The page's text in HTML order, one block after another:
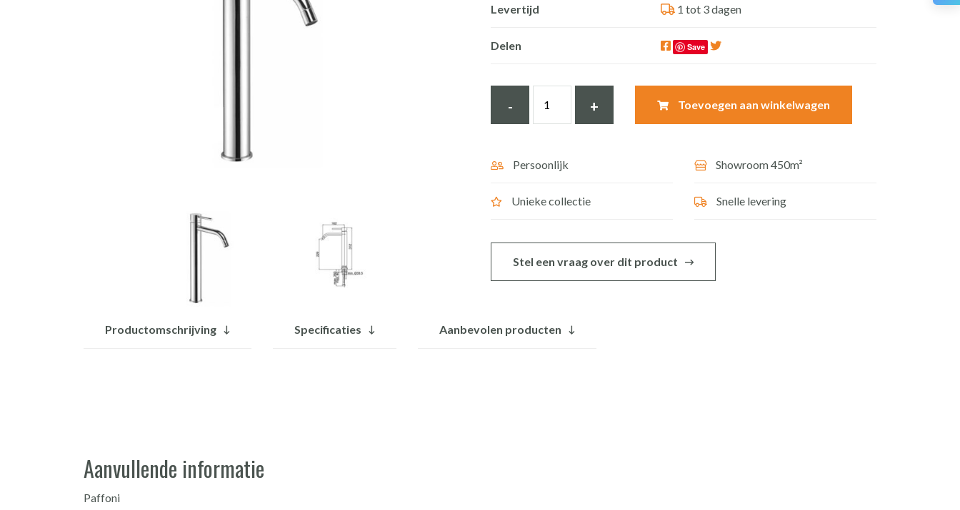
Levertijd 1 tot 3 dagen
Delen Save
-
waskom
LIG081CR
162
mm
+ Toevoegen aan winkelwagen
Persoonlijk Showroom 450m²
Unieke collectie Snelle levering
Stel een vraag over dit product
Productomschrijving Specificaties Aanbevolen producten
Aanvullende informatie
Paffoni